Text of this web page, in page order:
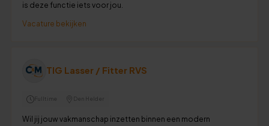
is deze functie iets voor jou.
Vacature bekijken
TIG Lasser / Fitter RVS
Fulltime Den Helder
Wil jij jouw vakmanschap inzetten binnen een modern